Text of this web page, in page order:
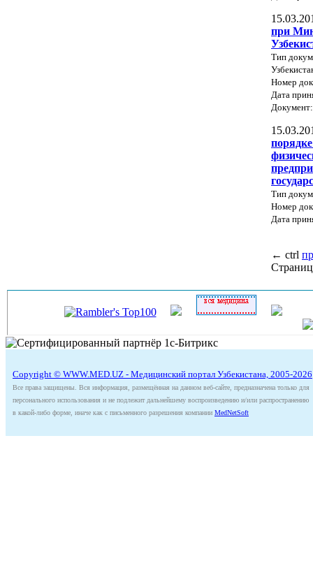
при
Тип
Номер
Дата
Тип
Номер
Дата
← ctrl
Copyright © WWW.MED.UZ - Медицинский портал Узбекистана, 2005-2026
Все права защищены. Вся информация, размещённая на данном веб-сайте, предназначена только для
персонального использования и не подлежит дальнейшему воспроизведению и/или распространению
в какой-либо форме, иначе как с письменного разрешения компании MedNetSoft